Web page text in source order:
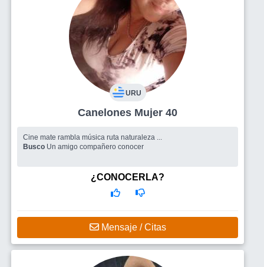
URU
Canelones Mujer 40
Cine mate rambla música ruta naturaleza ...
Busco Un amigo compañero conocer
¿CONOCERLA?
Mensaje / Citas